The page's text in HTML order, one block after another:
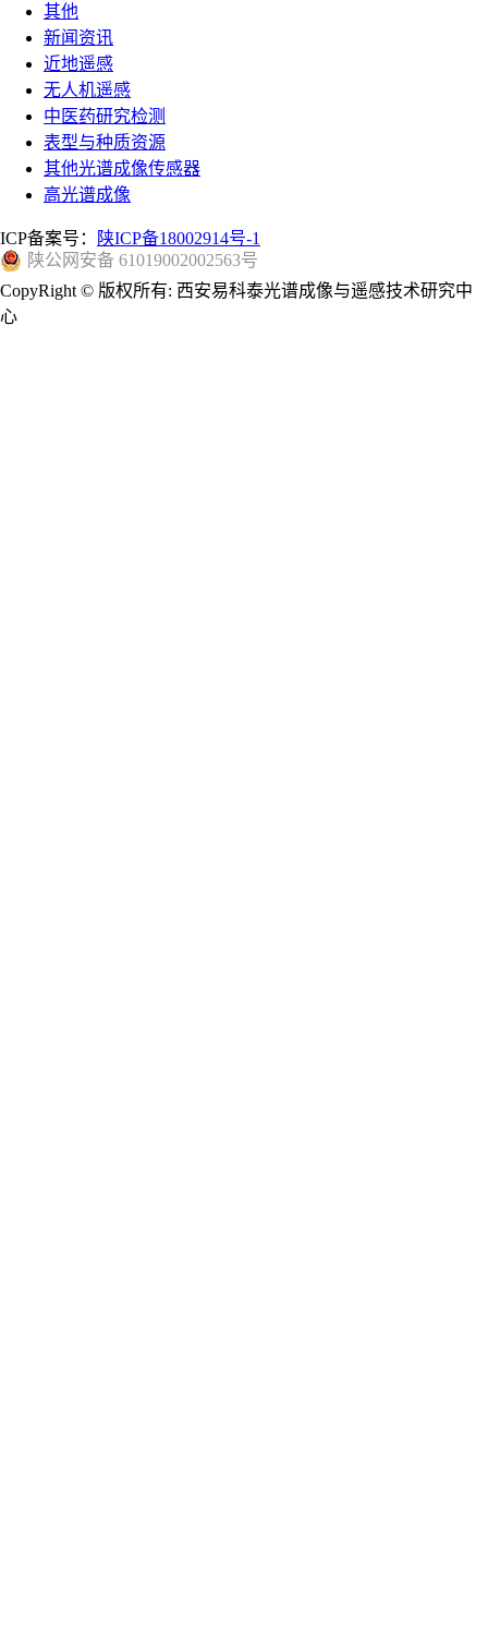
其他
新闻资讯
近地遥感
无人机遥感
中医药研究检测
表型与种质资源
其他光谱成像传感器
高光谱成像
ICP备案号：
陕ICP备18002914号-1
陕公网安备 61019002002563号
CopyRight © 版权所有: 西安易科泰光谱成像与遥感技术研究中
心